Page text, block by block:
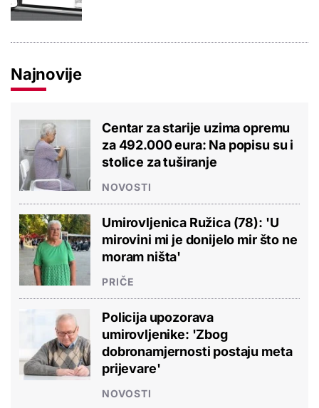
Najnovije
Centar za starije uzima opremu
za 492.000 eura: Na popisu su i
stolice za tuširanje
NOVOSTI
Umirovljenica Ružica (78): 'U
mirovini mi je donijelo mir što ne
moram ništa'
PRIČE
Policija upozorava
umirovljenike: 'Zbog
dobronamjernosti postaju meta
prijevare'
NOVOSTI